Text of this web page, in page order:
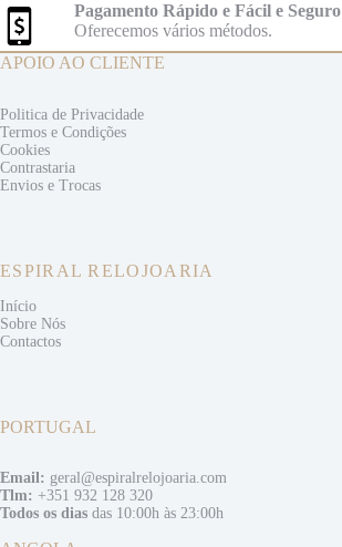
Pagamento Rápido e Fácil e Seguro
Oferecemos vários métodos.
APOIO AO CLIENTE
Politica de Privacidade
Termos e Condições
Cookies
Contrastaria
Envios e Trocas
ESPIRAL RELOJOARIA
Início
Sobre Nós
Contactos
PORTUGAL
Email: geral@espiralrelojoaria.com
Tlm: +351 932 128 320
Todos os dias das 10:00h às 23:00h